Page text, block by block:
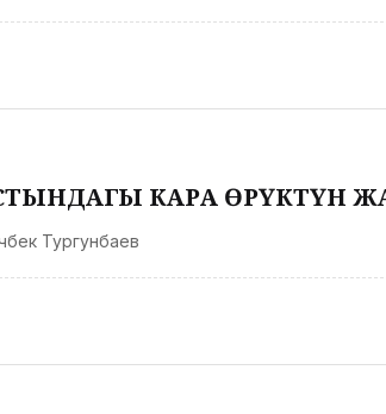
КАРА ӨРҮКТҮН
Тургунбаев